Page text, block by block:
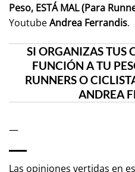
Peso, ESTÁ MAL (Para
YoutubeAndrea Ferrandis.
SI ORGANIZAS TUS
FUNCIÓN A TU
RUNNERS O
ANDREA
—
Las opiniones vertidas en